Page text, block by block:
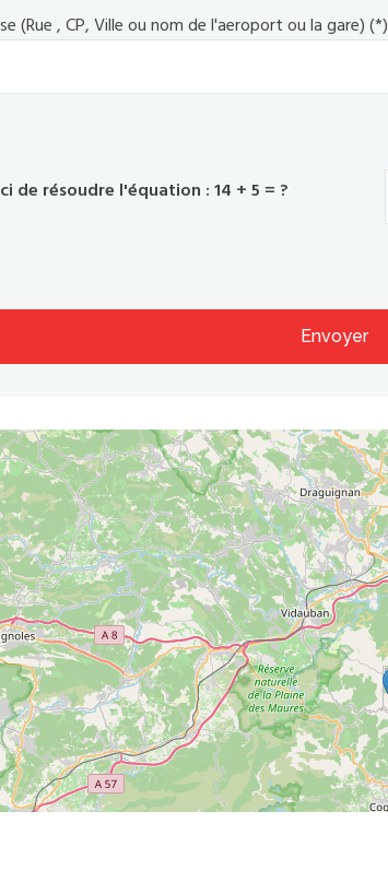
(Rue , CP, Ville ou nom de l'aeroport ou la gare) (*)
de résoudre l'équation : 14 + 5 = ?
Envoyer